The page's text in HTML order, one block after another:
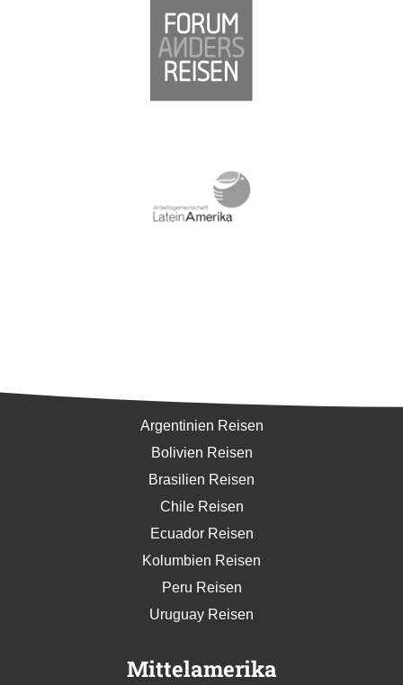
Argentinien Reisen
Bolivien Reisen
Brasilien Reisen
Chile Reisen
Ecuador Reisen
Kolumbien Reisen
Peru Reisen
Uruguay Reisen
Mittelamerika